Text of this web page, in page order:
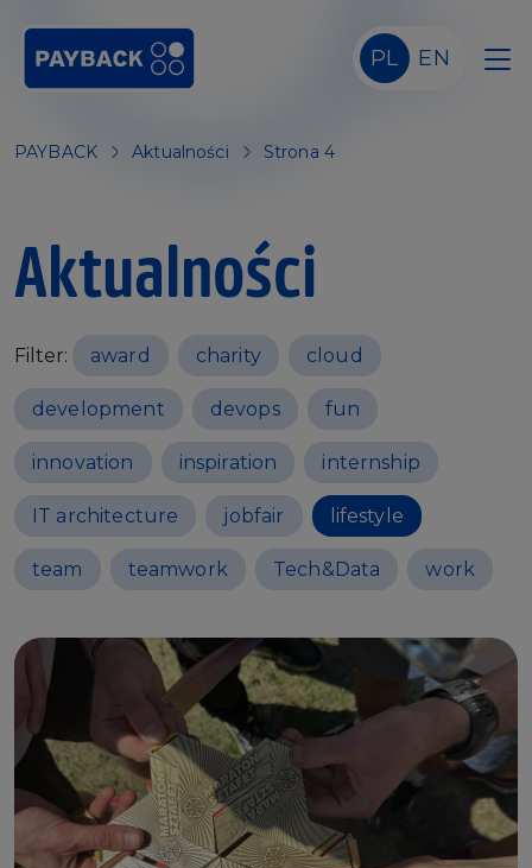
PL EN
PAYBACK Aktualności Strona 4
Aktualności
Filter: award charity cloud
development devops fun
innovation inspiration internship
IT architecture jobfair lifestyle
team teamwork Tech&Data work